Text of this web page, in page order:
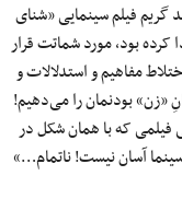
گریم فیلم سینمایی «شنای
بود، مورد شماتت قرار
مفاهیم و استدلالات و
«زن» بودنمان را می‌دهیم!
که با همان شکل در
آسان نیست! ناتمام…»